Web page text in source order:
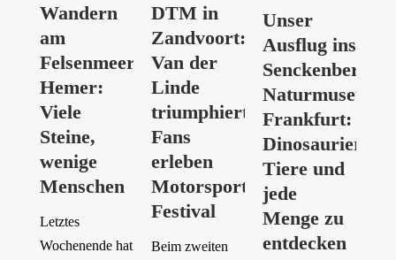
Wandern
am
Felsenmeer
Hemer:
Viele
Steine,
wenige
Menschen
Letztes
Wochenende hat
DTM in
Zandvoort:
Van der
Linde
triumphiert,
Fans
erleben
Motorsport-
Festival
Beim zweiten
Unser
Ausflug ins
Senckenberg
Naturmuseum
Frankfurt:
Dinosaurier,
Tiere und
jede
Menge zu
entdecken